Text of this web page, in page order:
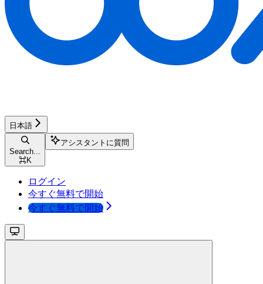
日本語
Search...
⌘K
アシスタントに質問
ログイン
今すぐ無料で開始
今すぐ無料で開始